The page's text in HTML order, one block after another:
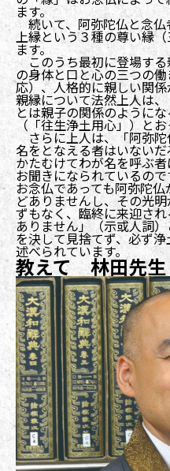
ます。
続いて、阿弥陀仏と念仏
上縁という３種の尊い縁
ます。
このうち最初に登場する
の身体と口と心の三つの
応）、人格的に親しい関
親縁について法然上人は
とは親子の関係のように
（「往生浄土用心」）と
さらに上人は、「阿弥
名をとなえる者はいない
かたむけてわが名を呼ぶ
お聞きになられているの
お念仏であっても阿弥陀
どありませんし、その光
ずもなく、臨終に来迎さ
ありません」（示或人詞
を決して見捨てず、必ず
述べられています。
教えて 林田先生